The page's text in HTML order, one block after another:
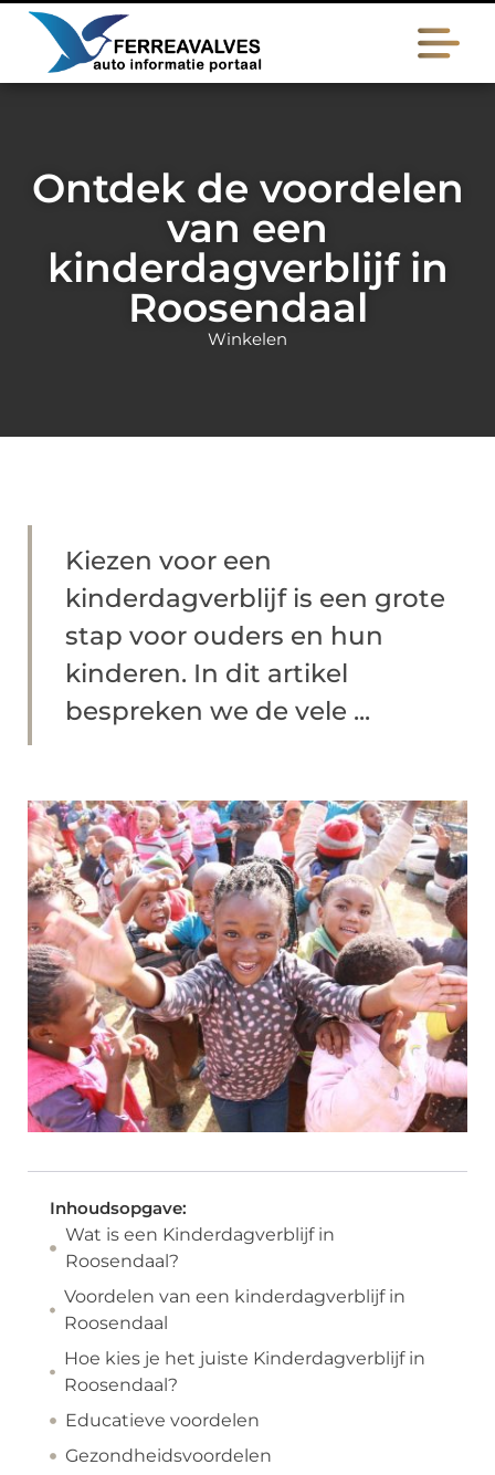
Ontdek de voordelen
van een
kinderdagverblijf in
Roosendaal
Winkelen
Kiezen voor een
kinderdagverblijf is een grote
stap voor ouders en hun
kinderen. In dit artikel
bespreken we de vele ...
Inhoudsopgave:
Wat is een Kinderdagverblijf in
Roosendaal?
Voordelen van een kinderdagverblijf in
Roosendaal
Hoe kies je het juiste Kinderdagverblijf in
Roosendaal?
Educatieve voordelen
Gezondheidsvoordelen